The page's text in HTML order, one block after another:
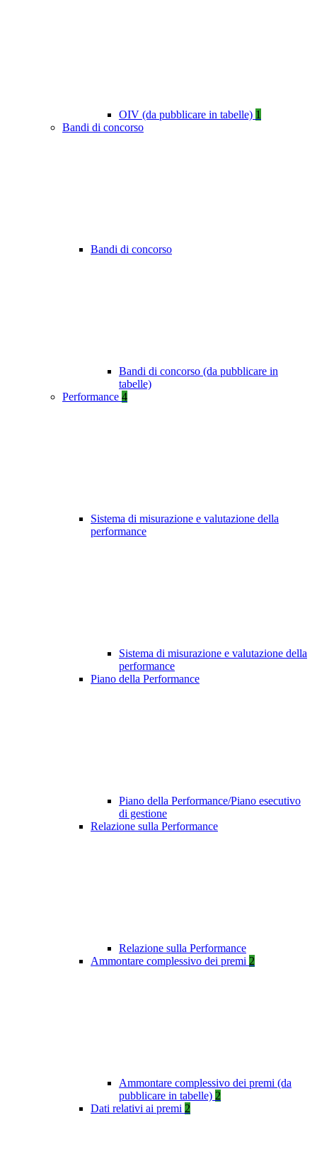
OIV (da pubblicare in tabelle) 1
Bandi di concorso
Bandi di concorso
Bandi di concorso (da pubblicare in
tabelle)
Performance 4
Sistema di misurazione e valutazione della
performance
Sistema di misurazione e valutazione della
performance
Piano della Performance
Piano della Performance/Piano esecutivo
di gestione
Relazione sulla Performance
Relazione sulla Performance
Ammontare complessivo dei premi 2
Ammontare complessivo dei premi (da
pubblicare in tabelle) 2
Dati relativi ai premi 2